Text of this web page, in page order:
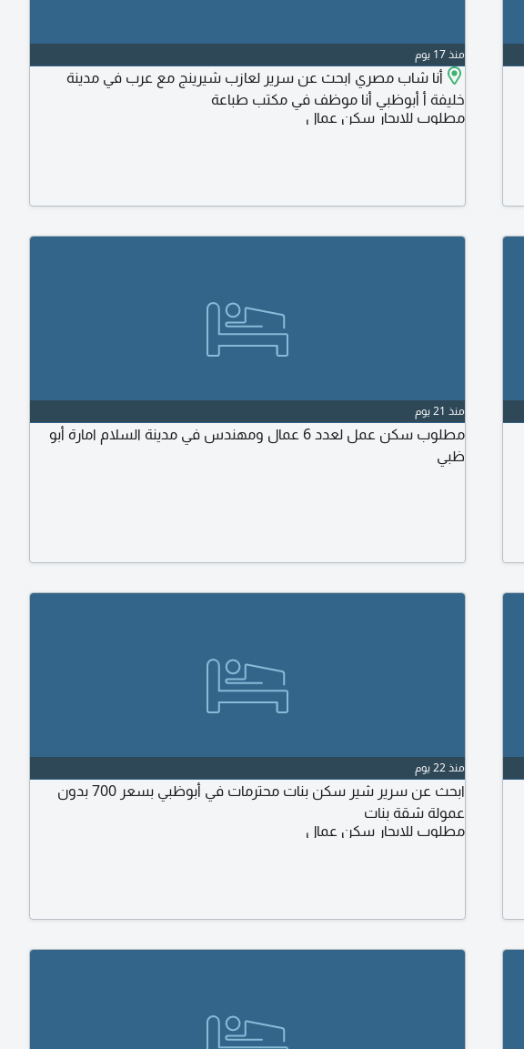
منذ 17 يوم
أنا شاب مصري ابحث عن سرير لعازب شيرينج مع عرب في مدينة
خليفة أ أبوظبي أنا موظف في مكتب طباعة
مطلوب للايجار سكن عمال
منذ 21 يوم
مطلوب سكن عمل لعدد 6 عمال ومهندس في مدينة السلام امارة أبو
ظبي
منذ 22 يوم
ابحث عن سرير شير سكن بنات محترمات في أبوظبي بسعر 700 بدون
عمولة شقة بنات
مطلوب للايجار سكن عمال